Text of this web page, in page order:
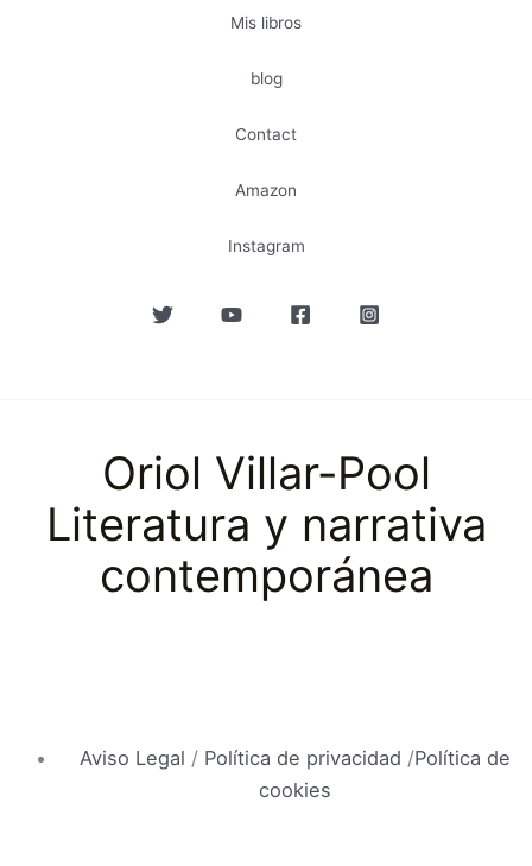
Mis libros
blog
Contact
Amazon
Instagram
Oriol Villar-Pool
Literatura y narrativa
contemporánea
Aviso Legal / Política de privacidad /Política de
cookies